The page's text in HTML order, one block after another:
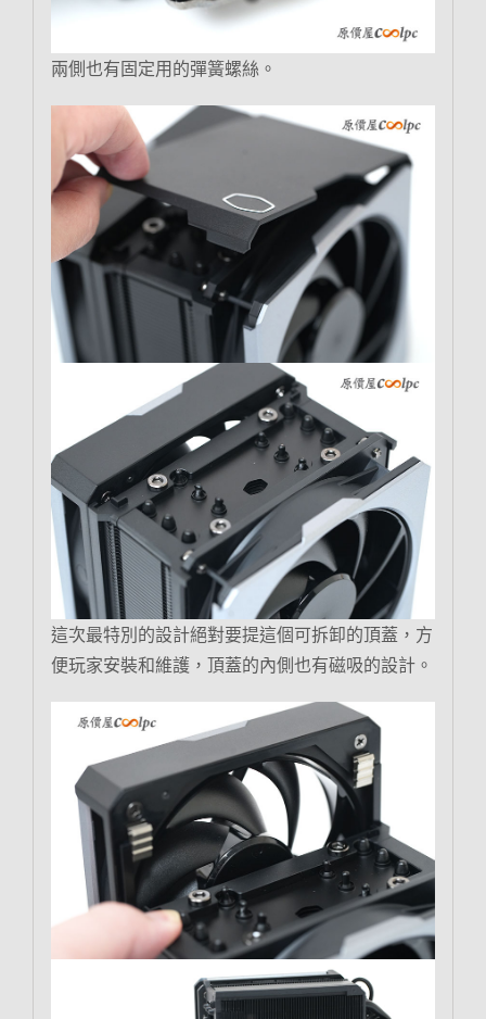
兩側也有固定用的彈簧螺絲。
這次最特別的設計絕對要提這個可拆卸的頂蓋，方
便玩家安裝和維護，頂蓋的內側也有磁吸的設計。